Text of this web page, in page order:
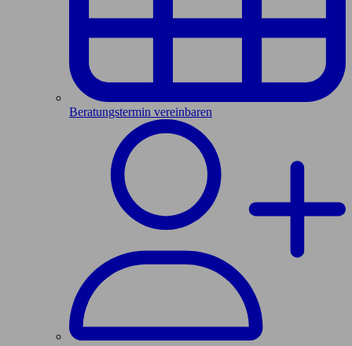
Beratungstermin vereinbaren